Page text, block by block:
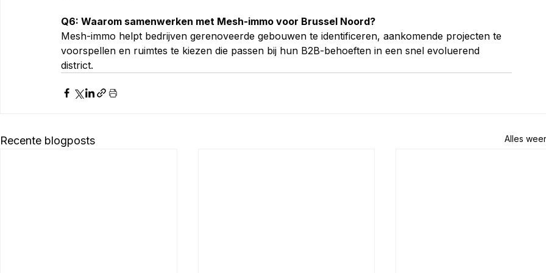
Q6: Waarom samenwerken met Mesh-immo voor Brussel Noord?
Mesh-immo helpt bedrijven gerenoveerde gebouwen te identificeren, aankomende projecten te
voorspellen en ruimtes te kiezen die passen bij hun B2B-behoeften in een snel evoluerend
district.
Recente blogposts Alles